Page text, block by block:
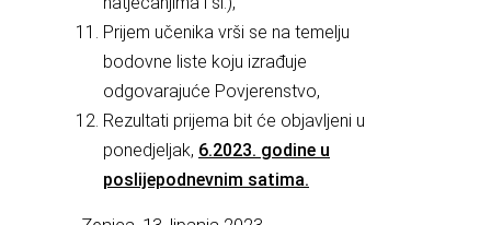
Prijem učenika vrši se na temelju
bodovne liste koju izrađuje
odgovarajuće Povjerenstvo,
Rezultati prijema bit će objavljeni u
ponedjeljak, 6.2023. godine u
poslijepodnevnim satima.